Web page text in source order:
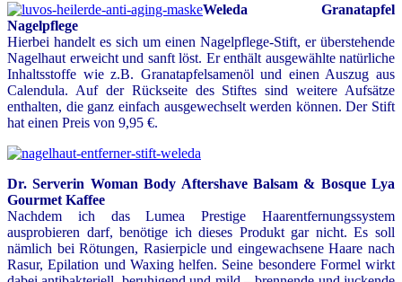
Weleda Granatapfel
Nagelpflege
Hierbei handelt es sich um einen Nagelpflege-Stift, er überstehende
Nagelhaut erweicht und sanft löst. Er enthält ausgewählte natürliche
Inhaltsstoffe wie z.B. Granatapfelsamenöl und einen Auszug aus
Calendula. Auf der Rückseite des Stiftes sind weitere Aufsätze
enthalten, die ganz einfach ausgewechselt werden können. Der Stift
hat einen Preis von 9,95 €.
Dr. Serverin Woman Body Aftershave Balsam & Bosque Lya
Gourmet Kaffee
Nachdem ich das Lumea Prestige Haarentfernungssystem
ausprobieren darf, benötige ich dieses Produkt gar nicht. Es soll
nämlich bei Rötungen, Rasierpicle und eingewachsene Haare nach
Rasur, Epilation und Waxing helfen. Seine besondere Formel wirkt